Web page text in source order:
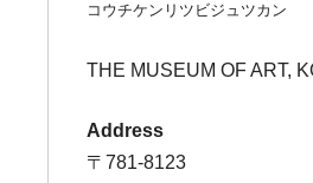
コウチケンリツビジュツカン
THE MUSEUM OF ART,
Address
〒781-8123